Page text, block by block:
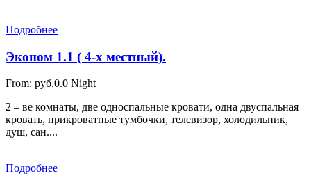
Подробнее
Эконом 1.1 ( 4-х местный).
From: руб.0.0 Night
2 – ве комнаты, две односпальные кровати, одна двуспальная
кровать, прикроватные тумбочки, телевизор, холодильник,
душ, сан....
Подробнее